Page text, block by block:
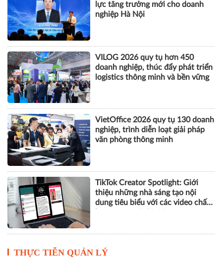
lực tăng trưởng mới cho doanh
nghiệp Hà Nội
VILOG 2026 quy tụ hơn 450
doanh nghiệp, thúc đẩy phát triển
logistics thông minh và bền vững
VietOffice 2026 quy tụ 130 doanh
nghiệp, trình diễn loạt giải pháp
văn phòng thông minh
TikTok Creator Spotlight: Giới
thiệu những nhà sáng tạo nội
dung tiêu biểu với các video chất
THỰC TIỄN QUẢN LÝ